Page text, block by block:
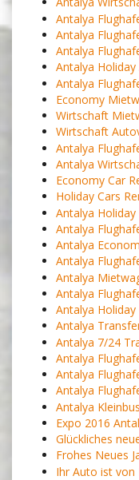
Antalya
Antalya
Antalya
Antalya
Antalya
Economy
Wirtschaft
Wirtschaft
Antalya
Antalya
Economy Car
Holiday Cars
Antalya Holiday
Antalya
Antalya
Antalya
Antalya
Antalya
Antalya
Antalya
Antalya 7/24
Antalya
Antalya
Antalya
Antalya
Expo 2016
Glückliches
Frohes Neues
Ihr Auto ist von